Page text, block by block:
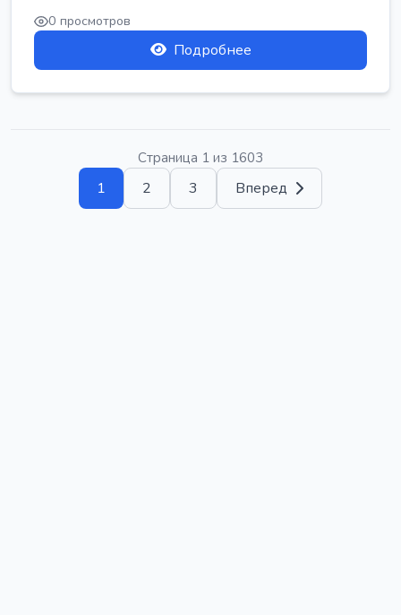
0 просмотров
Подробнее
Страница 1 из 1603
1 2 3 Вперед